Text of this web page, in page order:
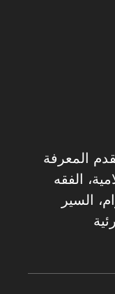
المعرفة
الفقه
السير